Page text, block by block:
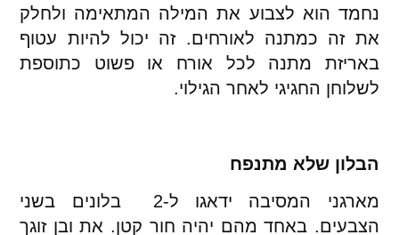
נחמד הוא לצבוע את המילה המתאימה ולחלק
את זה כמתנה לאורחים. זה יכול להיות עטוף
באריזת מתנה לכל אורח או פשוט כתוספת
לשלוחן החגיגי לאחר הגילוי.
הבלון שלא מתנפח
מארגני המסיבה ידאגו ל-2 בלונים בשני
הצבעים. באחד מהם יהיה חור קטן. את ובן זוגך